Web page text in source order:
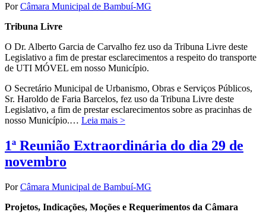
PorCâmara Municipal de Bambuí-MG
Tribuna Livre
O Dr. Alberto Garcia de Carvalho fez uso da Tribuna Livre deste
Legislativo a fim de prestar esclarecimentos a respeito do transporte
de UTI MÓVEL em nosso Município.
O Secretário Municipal de Urbanismo, Obras e Serviços Públicos,
Sr. Haroldo de Faria Barcelos, fez uso da Tribuna Livre deste
Legislativo, a fim de prestar esclarecimentos sobre as pracinhas de
nosso Município.… Leia mais >
1ª Reunião Extraordinária do dia 29 de
novembro
PorCâmara Municipal de Bambuí-MG
Projetos, Indicações, Moções e Requerimentos da Câmara